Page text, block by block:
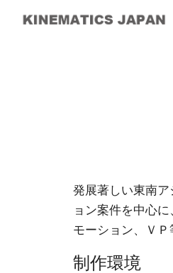
発展著しい東南
ョン案件を中心
モーション、ＶＰ
制作環境